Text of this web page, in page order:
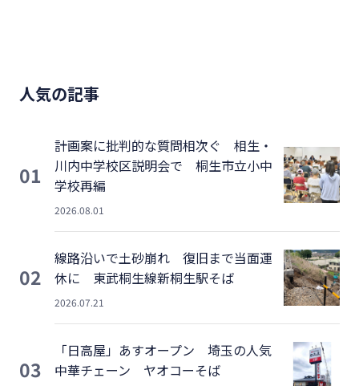
人気の記事
01
計画案に批判的な質問相次ぐ 相生・
川内中学校区説明会で 桐生市立小中
学校再編
2026.08.01
02
線路沿いで土砂崩れ 復旧まで当面運
休に 東武桐生線新桐生駅そば
2026.07.21
03
「日高屋」あすオープン 埼玉の人気
中華チェーン ヤオコーそば